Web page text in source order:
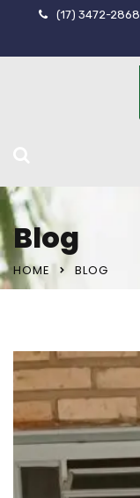
(17) 3472-2868
Blog
HOME BLOG